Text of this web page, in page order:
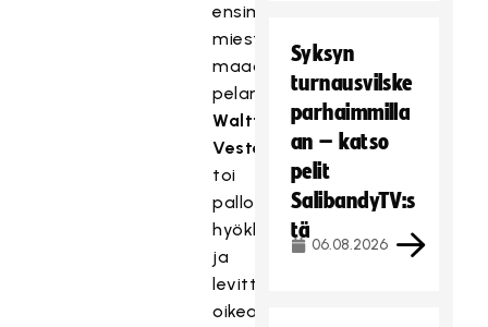
ensimmäistä
miesten
maaotteluaan
pelannut
Waltteri
Vesterinen
toi
pallon
hyökkäysalueelle
ja
levitti
oikealle,
Syksyn
turnausvilske
parhaimmilla
an – katso
pelit
SalibandyTV:s
tä
06.08.2026